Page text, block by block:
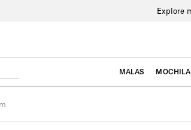
Explore
MALAS